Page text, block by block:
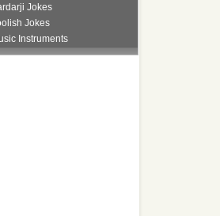
Jokes
Jokes
Instruments